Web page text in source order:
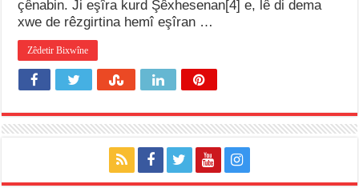
çênabin. Ji eşîra kurd Şêxhesenan[4] e, lê di dema
xwe de rêzgirtina hemî eşîran …
Zêdetir Bixwîne